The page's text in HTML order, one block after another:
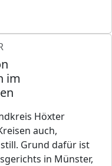
im
Höxter
auch,
Grund dafür ist
in Münster,